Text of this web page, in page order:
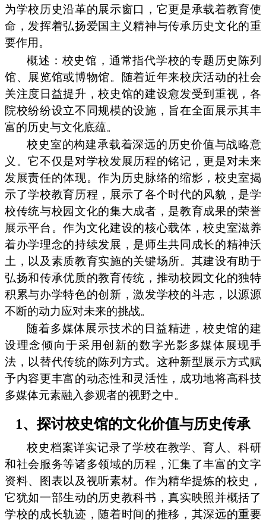
为学校历史沿革的展示窗口，它更是承载着教育使
命，发挥着弘扬爱国主义精神与传承历史文化的重
要作用。
概述：校史馆，通常指代学校的专题历史陈列
馆、展览馆或博物馆。随着近年来校庆活动的社会
关注度日益提升，校史馆的建设愈发受到重视，各
院校纷纷设立不同规模的设施，旨在全面展示其丰
富的历史与文化底蕴。
校史室的构建承载着深远的历史价值与战略意
义。它不仅是对学校发展历程的铭记，更是对未来
发展责任的体现。作为历史脉络的缩影，校史室揭
示了学校教育历程，展示了各个时代的风貌，是学
校传统与校园文化的集大成者，是教育成果的荣誉
展示平台。作为文化建设的核心载体，校史室滋养
着办学理念的持续发展，是师生共同成长的精神沃
土，以及素质教育实施的关键场所。其建设有助于
弘扬和传承优质的教育传统，推动校园文化的独特
积累与办学特色的创新，激发学校的斗志，以源源
不断的动力应对未来的挑战。
随着多媒体展示技术的日益精进，校史馆的建
设理念倾向于采用创新的数字光影多媒体展现手
法，以替代传统的陈列方式。这种新型展示方式赋
予内容更丰富的动态性和灵活性，成功地将高科技
多媒体元素融入参观者的视野之中。
1、探讨校史馆的文化价值与历史传承
校史档案详实记录了学校在教学、育人、科研
和社会服务等诸多领域的历程，汇集了丰富的文字
资料、图表以及视听素材。作为精华提炼的校史，
它犹如一部生动的历史教科书，真实映照并概括了
学校的成长轨迹，随着时间的推移，其深远的重要